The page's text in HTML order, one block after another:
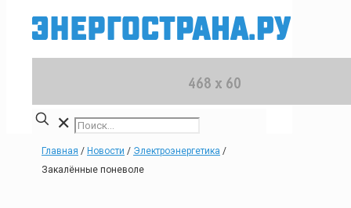
✕
Главная / Новости / Электроэнергетика /
Закалённые поневоле